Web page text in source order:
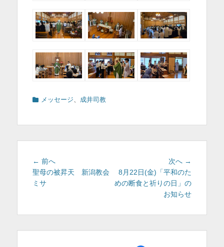
カ メッセージ、 成井司教
投
稿
ナ
シ
← 前へ
の
聖母の被昇天 新潟教会
ミサ
次へ →
投
稿:
8月22日(金)「平和のた
めの断食と祈りの日」の
お知らせ